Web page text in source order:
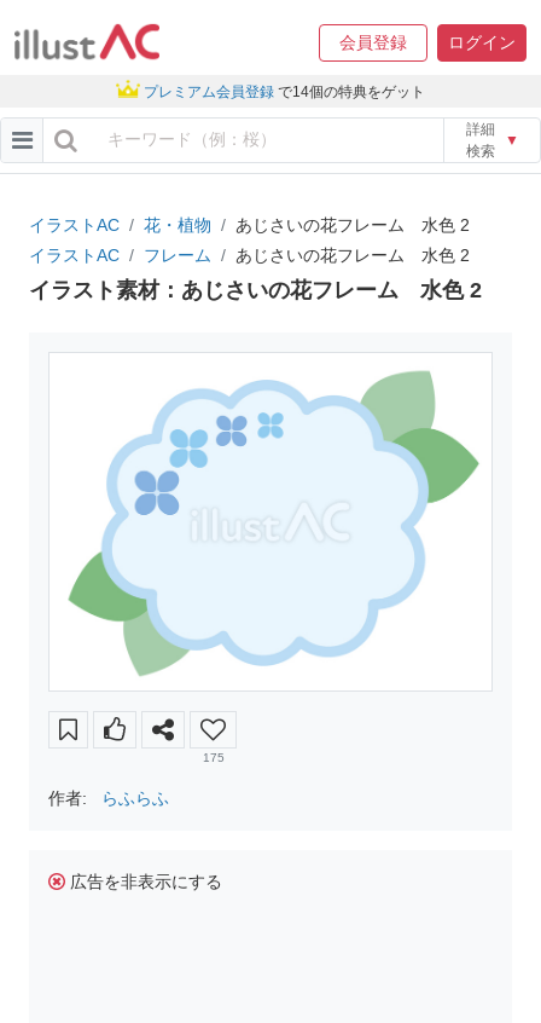
会員登録 ログイン
プレミアム会員登録 で14個の特典をゲット
詳細
検索
▼
イラストAC 花・植物
あじさいの花フレーム 水色 2
イラストAC
フレーム あじさいの花フレーム 水色 2
イラスト素材：あじさいの花フレーム 水色 2
175
作者: らふらふ
広告を非表示にする